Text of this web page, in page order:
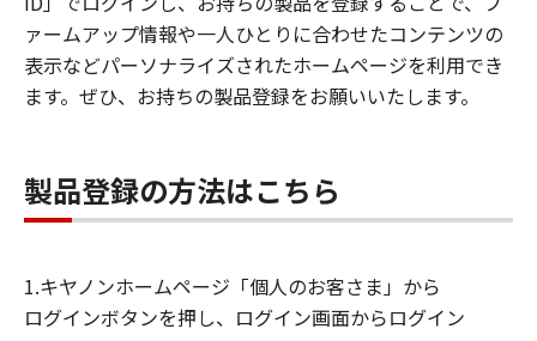
ァームアップ情報や一人ひとりに合わせたコンテンツの
表示などパーソナライズされたホームページを利用でき
ます。ぜひ、お持ちの製品登録をお願いいたします。
製品登録の方法はこちら
1.キヤノンホームページ「個人のお客さま」から
ログインボタンを押し、ログイン画面からログイン